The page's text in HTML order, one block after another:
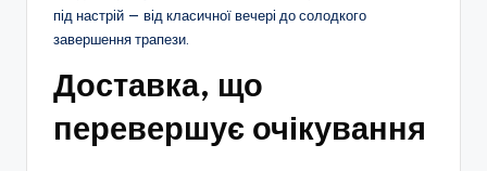
під настрій — від класичної вечері до солодкого
завершення трапези.
Доставка, що
перевершує очікування